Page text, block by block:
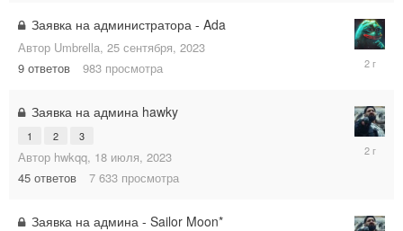
Заявка на администратора - Ada
Автор Umbrella, 25 сентября, 2023
9 ответов 983 просмотра
26
Заявка на админа hawky
1 2 3
Автор hwkqq, 18 июля, 2023
45 ответов 7 633 просмотра
21
Заявка на админа - Sailor Moon*